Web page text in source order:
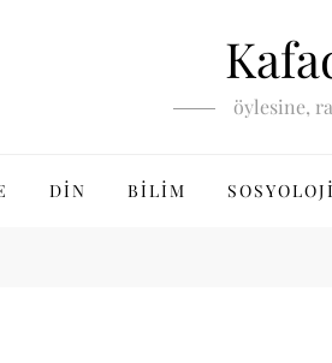
öylesine,
DIN BILIM SOSYOLOJI